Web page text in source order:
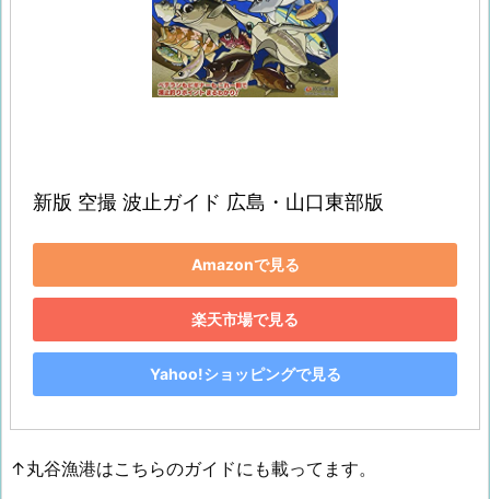
新版 空撮 波止ガイド 広島・山口東部版
Amazonで見る
楽天市場で見る
Yahoo!ショッピングで見る
↑丸谷漁港はこちらのガイドにも載ってます。